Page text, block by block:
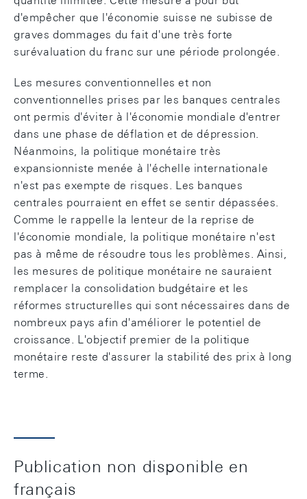
d'empêcher que l'économie suisse ne subisse de
graves dommages du fait d'une très forte
surévaluation du franc sur une période prolongée.
Les mesures conventionnelles et non
conventionnelles prises par les banques centrales
ont permis d'éviter à l'économie mondiale d'entrer
dans une phase de déflation et de dépression.
Néanmoins, la politique monétaire très
expansionniste menée à l'échelle internationale
n'est pas exempte de risques. Les banques
centrales pourraient en effet se sentir dépassées.
Comme le rappelle la lenteur de la reprise de
l'économie mondiale, la politique monétaire n'est
pas à même de résoudre tous les problèmes. Ainsi,
les mesures de politique monétaire ne sauraient
remplacer la consolidation budgétaire et les
réformes structurelles qui sont nécessaires dans de
nombreux pays afin d'améliorer le potentiel de
croissance. L'objectif premier de la politique
monétaire reste d'assurer la stabilité des prix à long
terme.
Publication non disponible en
français